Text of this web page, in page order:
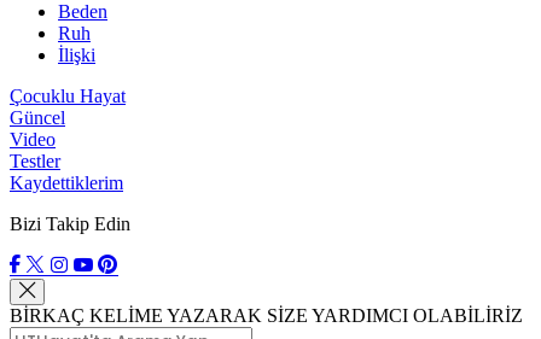
Beden
Ruh
İlişki
Çocuklu Hayat
Güncel
Video
Testler
Kaydettiklerim
Bizi Takip Edin
BİRKAÇ KELİME YAZARAK SİZE YARDIMCI OLABİLİRİZ